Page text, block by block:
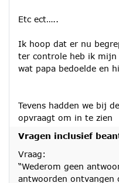
Etc ect…..
Ik hoop dat er nu
ter controle heb ik mijn
wat papa bedoelde en
Tevens hadden we bij
opvraagt om in te zien
Vragen inclusief
Vraag:
“Wederom geen
antwoorden ontvangen